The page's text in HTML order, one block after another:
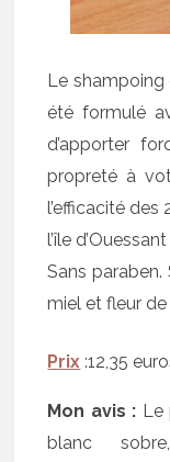
Le shampoing
été formulé
d’apporter
propreté à
l’efficacité des
l’île
Sans paraben.
miel et fleur
Prix :12,35
Mon avis : Le
blanc